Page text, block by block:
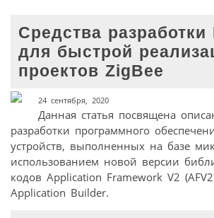
Средства разработки
для быстрой
проектов ZigBee
24 сентября, 2020
Данная статья посвящена
разработки программного
устройств, выполненных на базе
использованием новой версии
кодов Application Framework V2
Application Builder.